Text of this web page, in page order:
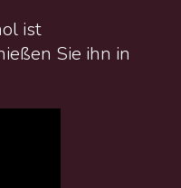
ist
Sie ihn in